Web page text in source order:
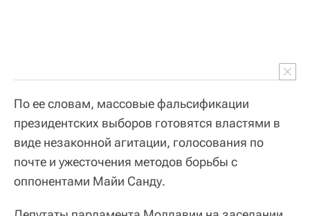
По ее словам, массовые фальсификации
президентских выборов готовятся властями в
виде незаконной агитации, голосования по
почте и ужесточения методов борьбы с
оппонентами Майи Санду.